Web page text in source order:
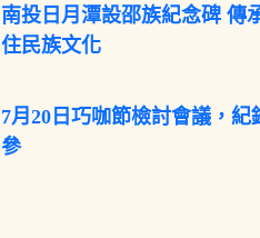
南投日月潭設邵族紀念碑 傳
住民族文化
7月20日巧咖節檢討會議，紀
參